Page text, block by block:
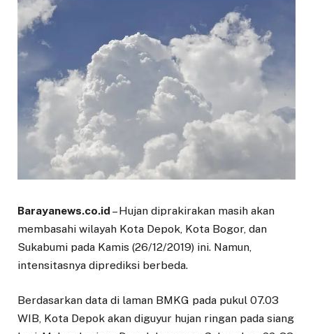
Barayanews.co.id – Hujan diprakirakan masih akan
membasahi wilayah Kota Depok, Kota Bogor, dan
Sukabumi pada Kamis (26/12/2019) ini. Namun,
intensitasnya diprediksi berbeda.
Berdasarkan data di laman BMKG pada pukul 07.03
WIB, Kota Depok akan diguyur hujan ringan pada siang